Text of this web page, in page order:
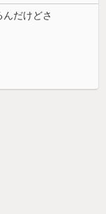
んだけどさ